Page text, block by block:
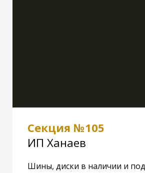
Секция №105
ИП Ханаев
Шины, диски в наличии и под